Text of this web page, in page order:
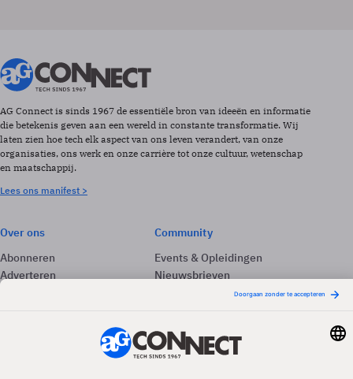
AG Connect is sinds 1967 de essentiële bron van ideeën en informatie
die betekenis geven aan een wereld in constante transformatie. Wij
laten zien hoe tech elk aspect van ons leven verandert, van onze
organisaties, ons werk en onze carrière tot onze cultuur, wetenschap
en maatschappij.
Lees ons manifest >
Over ons
Abonneren
Adverteren
Community
Events & Opleidingen
Nieuwsbrieven